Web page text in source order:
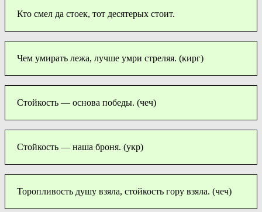
Кто смел да стоек, тот десятерых стоит.
Чем умирать лежа, лучше умри стреляя. (кирг)
Стойкость — основа победы. (чеч)
Стойкость — наша броня. (укр)
Торопливость душу взяла, стойкость гору взяла. (чеч)